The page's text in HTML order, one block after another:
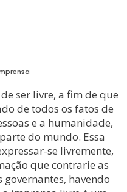
ser livre, a fim de que
de todos os fatos de
e a humanidade,
do mundo. Essa
se livremente,
que contrarie as
governantes, havendo